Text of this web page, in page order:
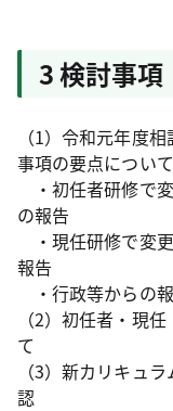
3 検討事項
（1）令和元年度
事項の要点について
・初任者研修で
の報告
・現任研修で変
報告
・行政等からの
（2）初任者・現
て
（3）新カリキュ
認